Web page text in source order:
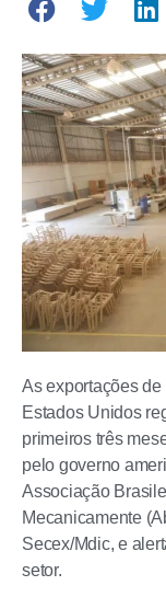
As exportações
Estados Unidos
primeiros três
pelo governo
Associação
Mecanicamente
Secex/Mdic, e
setor.